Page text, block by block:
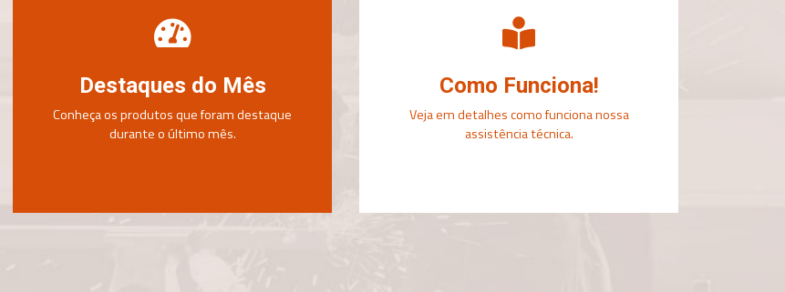
Destaques do Mês
Conheça os produtos que foram destaque
durante o último mês.
Como Funciona!
Veja em detalhes como funciona nossa
assistência técnica.